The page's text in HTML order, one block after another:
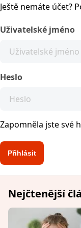
Ještě nemáte účet?
Uživatelské jméno
Heslo
Zapomněla jste své
Nejčtenější